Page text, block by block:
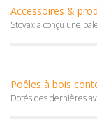
Accessoires &
Stovax a conçu une
Poêles à bois
Dotés des dernières